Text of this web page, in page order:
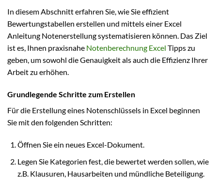
In diesem Abschnitt erfahren Sie, wie Sie effizient
Bewertungstabellen erstellen und mittels einer Excel
Anleitung Notenerstellung systematisieren können. Das Ziel
ist es, Ihnen praxisnahe Notenberechnung Excel Tipps zu
geben, um sowohl die Genauigkeit als auch die Effizienz Ihrer
Arbeit zu erhöhen.
Grundlegende Schritte zum Erstellen
Für die Erstellung eines Notenschlüssels in Excel beginnen
Sie mit den folgenden Schritten:
Öffnen Sie ein neues Excel-Dokument.
Legen Sie Kategorien fest, die bewertet werden sollen, wie
z.B. Klausuren, Hausarbeiten und mündliche Beteiligung.